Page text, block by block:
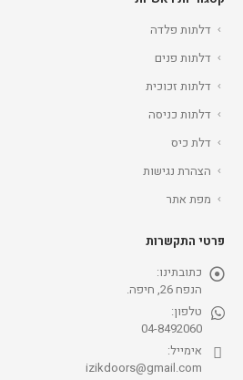
דלתות פלדה
דלתות פנים
דלתות זכוכית
דלתות כניסה
דלת כיס
הצהרת נגישות
מפת אתר
פרטי התקשרות
כתובתינו:
הנפח 26, חיפה.
טלפון:
04-8492060
אימייל:
izikdoors@gmail.com